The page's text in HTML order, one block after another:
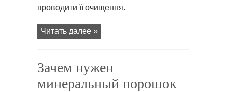
проводити її очищення.
Читать далее »
Зачем нужен
минеральный порошок